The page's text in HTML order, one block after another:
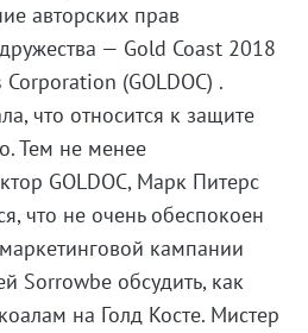
авторских прав
— Gold Coast 2018
(GOLDOC) .
что относится к защите
Тем не менее
GOLDOC, Марк Питерс
что не очень обеспокоен
кампании
Sorrowbe обсудить, как
на Голд Косте. Мистер